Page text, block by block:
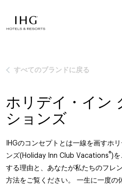
すべてのブランドに戻る
ホリデイ・イン
ションズ
IHGのコンセプトとは一線を画すホ
ンズ(Holiday Inn Club Vacations®)を
する理由と、あなたが私たちのフレ
方法をご覧ください。 一生に一度の